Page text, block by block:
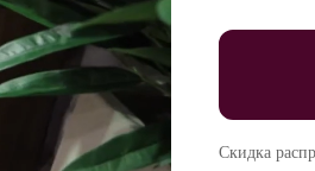
Скидка